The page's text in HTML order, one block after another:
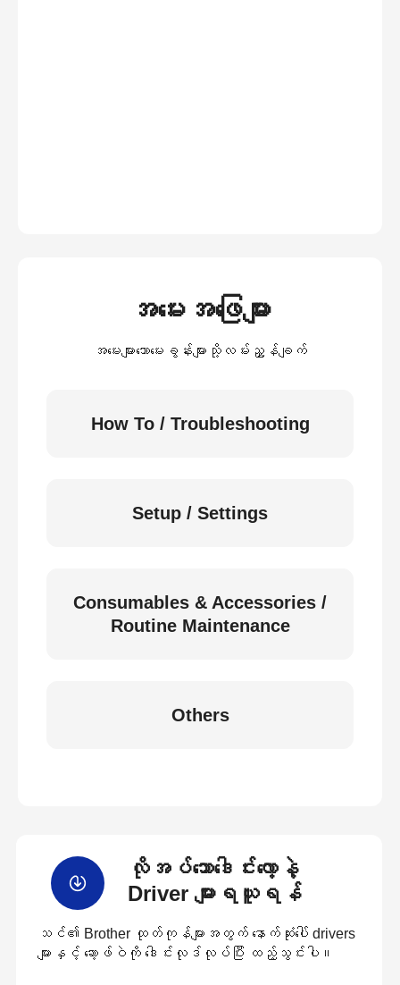
အမေးအဖြေများ
အမေးများသောမေးခွန်းများသို့လမ်းညွှန်ချက်
How To / Troubleshooting
Setup / Settings
Consumables & Accessories /
Routine Maintenance
Others
လိုအပ်သောဒေါင်းလော့နဲ့
Driver များရယူရန်
သင်၏ Brother ထုတ်ကုန်များအတွက် နောက်ဆုံးပေါ် drivers
များနှင့် ဆော့ဖ်ဝဲကို ဒေါင်းလုဒ်လုပ်ပြီး ထည့်သွင်းပါ။